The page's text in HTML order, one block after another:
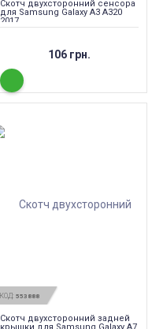
Скотч двухсторонний сенсора
для Samsung Galaxy A3 A320
2017
106 грн.
КОД: 553888
Скотч двухсторонний задней
крышки для Samsung Galaxy A7